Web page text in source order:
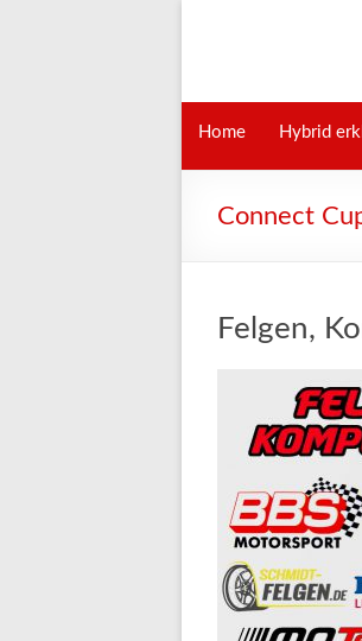
Home Hybrid
Connect
Felgen,